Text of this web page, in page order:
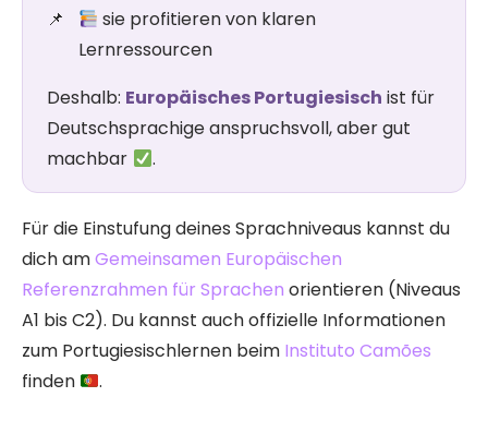
sie profitieren von klaren
Lernressourcen
Deshalb: Europäisches Portugiesisch ist für
Deutschsprachige anspruchsvoll, aber gut
machbar
.
Für die Einstufung deines Sprachniveaus kannst du
dich amGemeinsamen Europäischen
Referenzrahmen für Sprachen orientieren (Niveaus
A1 bis C2). Du kannst auch offizielle Informationen
zum Portugiesischlernen beim Instituto Camões
finden
.